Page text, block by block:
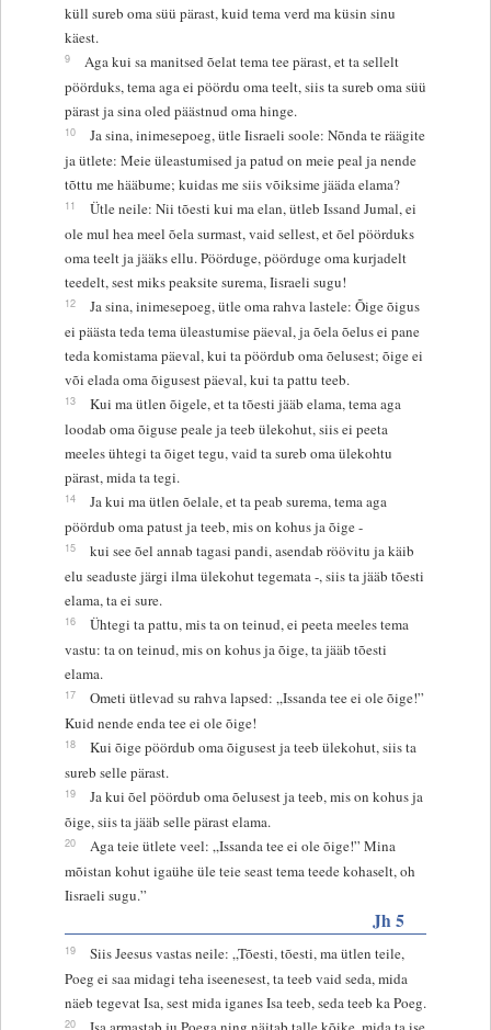
küll sureb oma süü pärast, kuid tema verd ma küsin sinu
käest.
9
Aga kui sa manitsed õelat tema tee pärast, et ta sellelt
pöörduks, tema aga ei pöördu oma teelt, siis ta sureb oma süü
pärast ja sina oled päästnud oma hinge.
10
Ja sina, inimesepoeg, ütle Iisraeli soole: Nõnda te räägite
ja ütlete: Meie üleastumised ja patud on meie peal ja nende
tõttu me hääbume; kuidas me siis võiksime jääda elama?
11
Ütle neile: Nii tõesti kui ma elan, ütleb Issand Jumal, ei
ole mul hea meel õela surmast, vaid sellest, et õel pöörduks
oma teelt ja jääks ellu. Pöörduge, pöörduge oma kurjadelt
teedelt, sest miks peaksite surema, Iisraeli sugu!
12
Ja sina, inimesepoeg, ütle oma rahva lastele: Õige õigus
ei päästa teda tema üleastumise päeval, ja õela õelus ei pane
teda komistama päeval, kui ta pöördub oma õelusest; õige ei
või elada oma õigusest päeval, kui ta pattu teeb.
13
Kui ma ütlen õigele, et ta tõesti jääb elama, tema aga
loodab oma õiguse peale ja teeb ülekohut, siis ei peeta
meeles ühtegi ta õiget tegu, vaid ta sureb oma ülekohtu
pärast, mida ta tegi.
14
Ja kui ma ütlen õelale, et ta peab surema, tema aga
pöördub oma patust ja teeb, mis on kohus ja õige -
15
kui see õel annab tagasi pandi, asendab röövitu ja käib
elu seaduste järgi ilma ülekohut tegemata -, siis ta jääb tõesti
elama, ta ei sure.
16
Ühtegi ta pattu, mis ta on teinud, ei peeta meeles tema
vastu: ta on teinud, mis on kohus ja õige, ta jääb tõesti
elama.
17
Ometi ütlevad su rahva lapsed: „Issanda tee ei ole õige!”
Kuid nende enda tee ei ole õige!
18
Kui õige pöördub oma õigusest ja teeb ülekohut, siis ta
sureb selle pärast.
19
Ja kui õel pöördub oma õelusest ja teeb, mis on kohus ja
õige, siis ta jääb selle pärast elama.
20
Aga teie ütlete veel: „Issanda tee ei ole õige!” Mina
mõistan kohut igaühe üle teie seast tema teede kohaselt, oh
Iisraeli sugu.”
Jh 5
19
Siis Jeesus vastas neile: „Tõesti, tõesti, ma ütlen teile,
Poeg ei saa midagi teha iseenesest, ta teeb vaid seda, mida
näeb tegevat Isa, sest mida iganes Isa teeb, seda teeb ka Poeg.
20